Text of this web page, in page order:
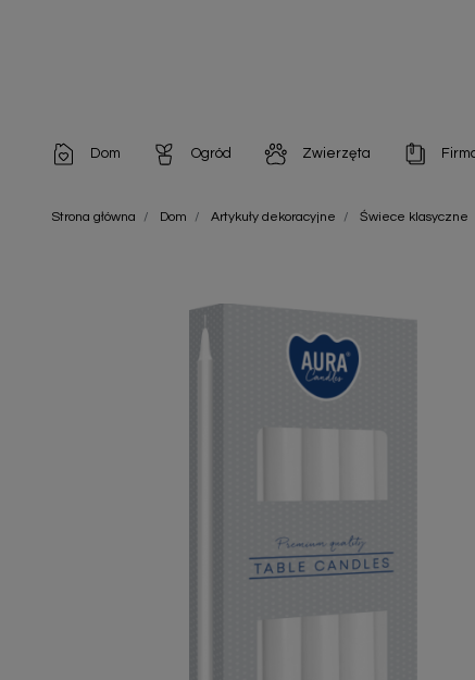
Dom
Artykuły dekoracyjne
Ogród
Chemia do architektury ogrodowej
Odstraszacze zwierząt
Środki ochrony roślin
Środki ochrony roślin dla profesjonalistów
Zwierzęta
Szampony i odżywki
Chusteczki nawilżane
Artykuły
Strona główna Dom Artykuły dekoracyjne Świece klasyczne